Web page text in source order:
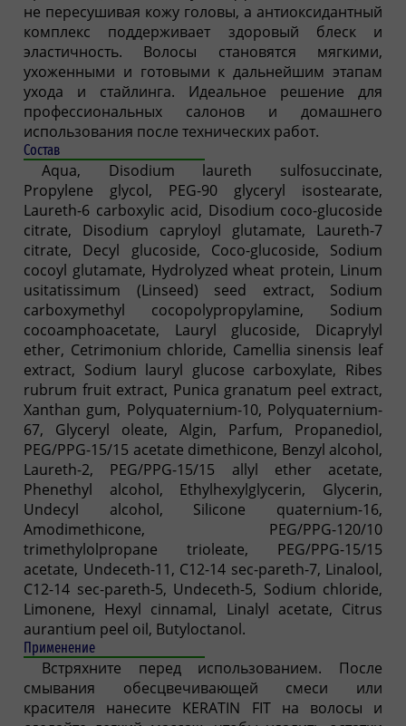
не пересушивая кожу головы, а антиоксидантный
комплекс поддерживает здоровый блеск и
эластичность. Волосы становятся мягкими,
ухоженными и готовыми к дальнейшим этапам
ухода и стайлинга. Идеальное решение для
профессиональных салонов и домашнего
использования после технических работ.
Состав
Aqua, Disodium laureth sulfosuccinate,
Propylene glycol, PEG-90 glyceryl isostearate,
Laureth-6 carboxylic acid, Disodium coco-glucoside
citrate, Disodium capryloyl glutamate, Laureth-7
citrate, Decyl glucoside, Coco-glucoside, Sodium
cocoyl glutamate, Hydrolyzed wheat protein, Linum
usitatissimum (Linseed) seed extract, Sodium
carboxymethyl cocopolypropylamine, Sodium
cocoamphoacetate, Lauryl glucoside, Dicaprylyl
ether, Cetrimonium chloride, Camellia sinensis leaf
extract, Sodium lauryl glucose carboxylate, Ribes
rubrum fruit extract, Punica granatum peel extract,
Xanthan gum, Polyquaternium-10, Polyquaternium-
67, Glyceryl oleate, Algin, Parfum, Propanediol,
PEG/PPG-15/15 acetate dimethicone, Benzyl alcohol,
Laureth-2, PEG/PPG-15/15 allyl ether acetate,
Phenethyl alcohol, Ethylhexylglycerin, Glycerin,
Undecyl alcohol, Silicone quaternium-16,
Amodimethicone, PEG/PPG-120/10
trimethylolpropane trioleate, PEG/PPG-15/15
acetate, Undeceth-11, C12-14 sec-pareth-7, Linalool,
C12-14 sec-pareth-5, Undeceth-5, Sodium chloride,
Limonene, Hexyl cinnamal, Linalyl acetate, Citrus
aurantium peel oil, Butyloctanol.
Применение
Встряхните перед использованием. После
смывания обесцвечивающей смеси или
красителя нанесите KERATIN FIT на волосы и